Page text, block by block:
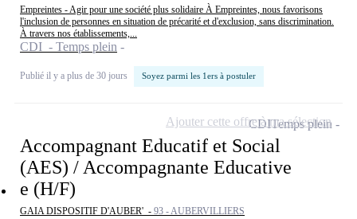
Empreintes - Agir pour une société plus solidaire À Empreintes, nous favorisons
l'inclusion de personnes en situation de précarité et d'exclusion, sans discrimination.
À travers nos établissements,...
CDI - Temps plein
Publié il y a plus de 30 jours Soyez parmi les 1ers à postuler
Accompagnant Educatif et Social
(AES) / Accompagnante Educative
e (H/F)
GAIA DISPOSITIF D'AUBER' - 93 - AUBERVILLIERS
CDITemps plein
Ajouter cette offre à ma sélection